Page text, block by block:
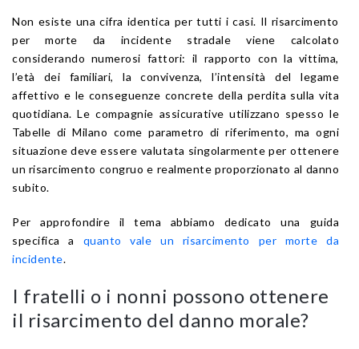
Non esiste una cifra identica per tutti i casi. Il risarcimento
per morte da incidente stradale viene calcolato
considerando numerosi fattori: il rapporto con la vittima,
l’età dei familiari, la convivenza, l’intensità del legame
affettivo e le conseguenze concrete della perdita sulla vita
quotidiana. Le compagnie assicurative utilizzano spesso le
Tabelle di Milano come parametro di riferimento, ma ogni
situazione deve essere valutata singolarmente per ottenere
un risarcimento congruo e realmente proporzionato al danno
subito.
Per approfondire il tema abbiamo dedicato una guida
specifica a quanto vale un risarcimento per morte da
incidente.
I fratelli o i nonni possono ottenere
il risarcimento del danno morale?